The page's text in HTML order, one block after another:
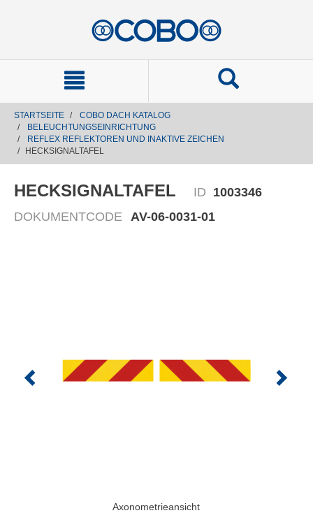
STARTSEITE
COBO DACH KATALOG
BELEUCHTUNGSEINRICHTUNG
REFLEX REFLEKTOREN UND INAKTIVE ZEICHEN
HECKSIGNALTAFEL
HECKSIGNALTAFEL ID 1003346
DOKUMENTCODE AV-06-0031-01
Axonometrieansicht